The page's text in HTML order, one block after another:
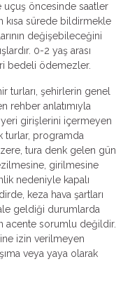
öncesinde saatler
kısa sürede bildirmekle
değişebileceğini
0-2 yaş arası
bedeli ödemezler.
turları, şehirlerin genel
rehber anlatımıyla
girişlerini içermeyen
turlar, programda
tura denk gelen gün
girilmesine
nedeniyle kapalı
keza hava şartları
geldiği durumlarda
acente sorumlu değildir.
izin verilmeyen
veya yaya olarak